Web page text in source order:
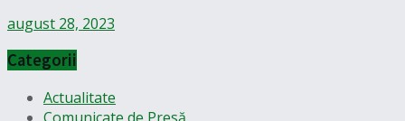
august 28, 2023
Categorii
Actualitate